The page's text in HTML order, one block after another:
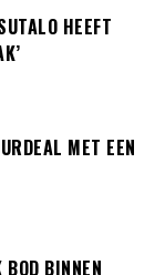
HEEFT
MET EEN
BOD BINNEN